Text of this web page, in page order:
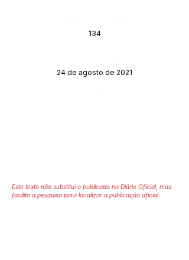
134
24 de agosto de 2021
Este texto não substitui o publicado no Diário Oficial, mas
facilita a pesquisa para localizar a publicação oficial.